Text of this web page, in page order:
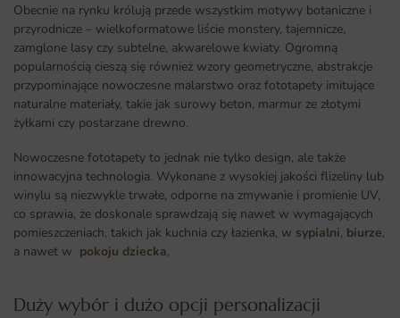
Obecnie na rynku królują przede wszystkim motywy botaniczne i
przyrodnicze – wielkoformatowe liście monstery, tajemnicze,
zamglone lasy czy subtelne, akwarelowe kwiaty. Ogromną
popularnością cieszą się również wzory geometryczne, abstrakcje
przypominające nowoczesne malarstwo oraz fototapety imitujące
naturalne materiały, takie jak surowy beton, marmur ze złotymi
żyłkami czy postarzane drewno.
Nowoczesne fototapety to jednak nie tylko design, ale także
innowacyjna technologia. Wykonane z wysokiej jakości flizeliny lub
winylu są niezwykle trwałe, odporne na zmywanie i promienie UV,
co sprawia, że doskonale sprawdzają się nawet w wymagających
pomieszczeniach, takich jak kuchnia czy łazienka, w sypialni, biurze,
a nawet w pokoju dziecka,
Duży wybór i dużo opcji personalizacji ​